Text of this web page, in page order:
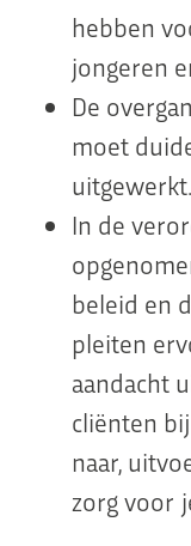
hebben
jongeren
De
moet
uitgewerkt.
In de
beleid en
pleiten
aandacht
cliënten
naar,
zorg voor